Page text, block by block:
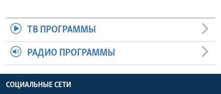
ТВ ПРОГРАММЫ
РАДИО ПРОГРАММЫ
СОЦИАЛЬНЫЕ СЕТИ